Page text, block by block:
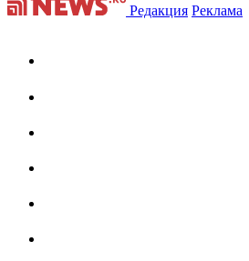
Редакция Реклама